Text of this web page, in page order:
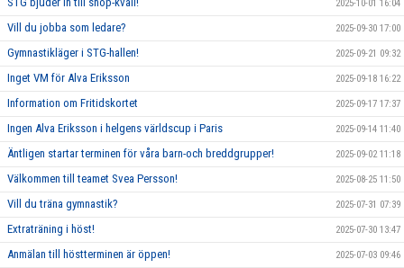
2025-10-01 16:04
Vill du jobba som ledare? 2025-09-30 17:00
Gymnastikläger i STG-hallen! 2025-09-21 09:32
Inget VM för Alva Eriksson 2025-09-18 16:22
Information om Fritidskortet 2025-09-17 17:37
Ingen Alva Eriksson i helgens världscup i Paris 2025-09-14 11:40
Äntligen startar terminen för våra barn-och breddgrupper! 2025-09-02 11:18
Välkommen till teamet Svea Persson! 2025-08-25 11:50
Vill du träna gymnastik? 2025-07-31 07:39
Extraträning i höst! 2025-07-30 13:47
Anmälan till höstterminen är öppen! 2025-07-03 09:46